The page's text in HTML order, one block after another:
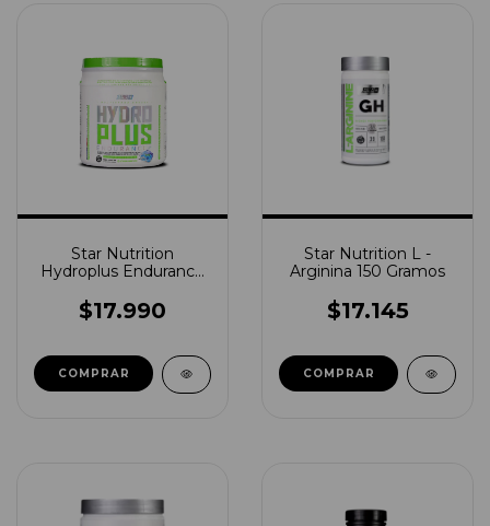
Star Nutrition
Hydroplus Endurance
$17.990
COMPRAR
Star Nutrition L -
Arginina 150 Gramos
$17.145